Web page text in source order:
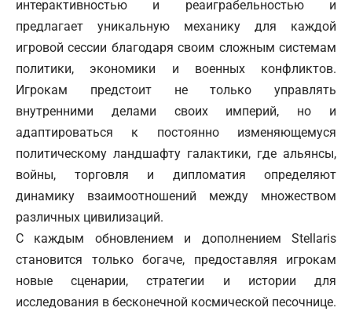
интерактивностью и реаиграбельностью и
предлагает уникальную механику для каждой
игровой сессии благодаря своим сложным системам
политики, экономики и военных конфликтов.
Игрокам предстоит не только управлять
внутренними делами своих империй, но и
адаптироваться к постоянно изменяющемуся
политическому ландшафту галактики, где альянсы,
войны, торговля и дипломатия определяют
динамику взаимоотношений между множеством
различных цивилизаций.
С каждым обновлением и дополнением Stellaris
становится только богаче, предоставляя игрокам
новые сценарии, стратегии и истории для
исследования в бесконечной космической песочнице.